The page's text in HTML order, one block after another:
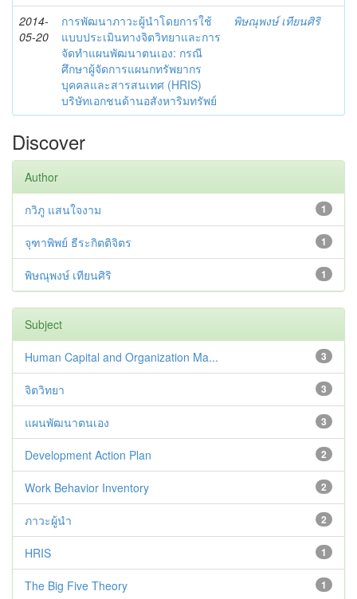
2014-
05-20
การพัฒนาภาวะผู้นำโดยการใช้
แบบประเมินทางจิตวิทยาและการ
จัดทำแผนพัฒนาตนเอง: กรณี
ศึกษาผู้จัดการแผนกทรัพยากร
บุคคลและสารสนเทศ (HRIS)
บริษัทเอกชนด้านอสังหาริมทรัพย์
พิษณุพงษ์ เทียนศิริ
Discover
Author
1
กวิภู แสนใจงาม
1
จุฑาพิพย์ ธีระกิตติจิตร
1
พิษณุพงษ์ เทียนศิริ
Subject
3
Human Capital and Organization Ma...
3
จิตวิทยา
3
แผนพัฒนาตนเอง
2
Development Action Plan
2
Work Behavior Inventory
2
ภาวะผู้นำ
1
HRIS
1
The Big Five Theory